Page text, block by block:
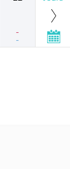
-
-